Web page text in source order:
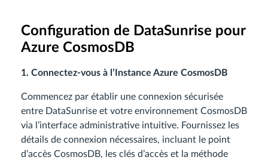
Configuration de DataSunrise pour
Azure CosmosDB
1. Connectez-vous à l’Instance Azure CosmosDB
Commencez par établir une connexion sécurisée
entre DataSunrise et votre environnement CosmosDB
via l’interface administrative intuitive. Fournissez les
détails de connexion nécessaires, incluant le point
d’accès CosmosDB, les clés d’accès et la méthode